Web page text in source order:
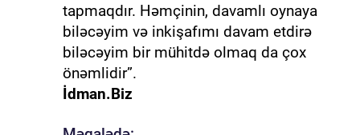
tapmaqdır. Həmçinin, davamlı oynaya
biləcəyim və inkişafımı davam etdirə
biləcəyim bir mühitdə olmaq da çox
önəmlidir”.
İdman.Biz